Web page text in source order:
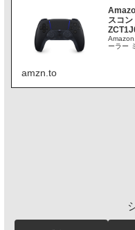
スコ
ーラー
amzn.to